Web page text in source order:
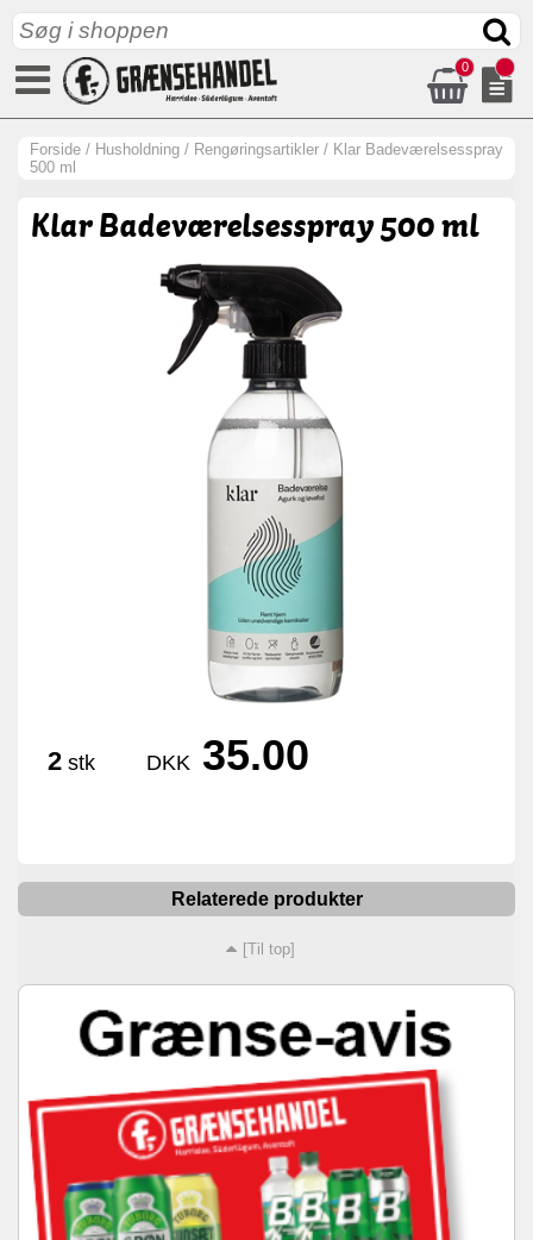
0
Forside / Husholdning / Rengøringsartikler / Klar Badeværelsesspray
500 ml
Klar Badeværelsesspray 500 ml
2 stk DKK 35.00
Relaterede produkter
[Til top]